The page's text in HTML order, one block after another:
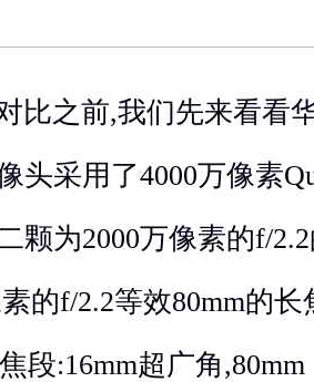
比之前,我们先来看看
头采用了4000万像素
颗为2000万像素的f/
的f/2.2等效80mm的
段:16mm超广角